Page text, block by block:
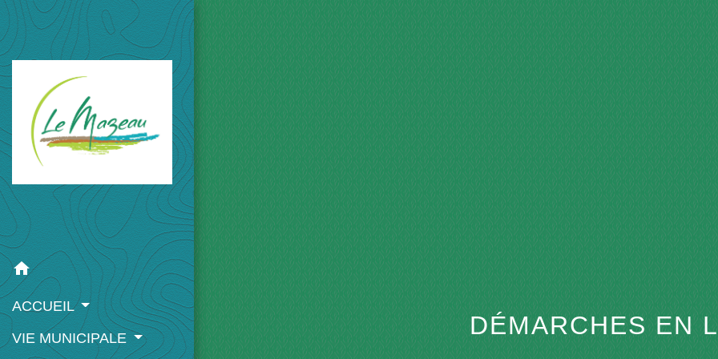
home
ACCUEIL
VIE MUNICIPALE DÉMARCHES EN